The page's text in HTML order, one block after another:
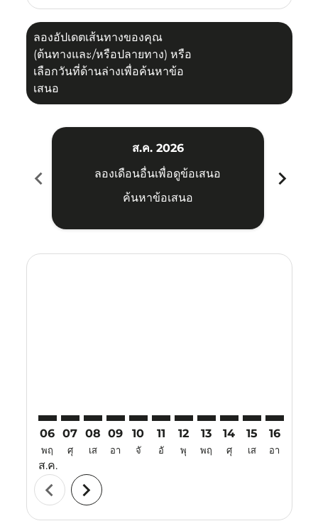
ลองอัปเดตเส้นทางของคุณ
(ต้นทางและ/หรือปลายทาง) หรือ
เลือกวันที่ด้านล่างเพื่อค้นหาข้อ
เสนอ
chevron_left
ส.ค. 2026
ลองเดือนอื่นเพื่อดูข้อเสนอ
ค้นหาข้อเสนอ
chevron_right
06
พฤ
ส.ค.
07
ศุ
08
เส
09
อา
10
จั
11
อั
12
พุ
13
พฤ
14
ศุ
15
เส
16
อา
chevron_left chevron_right